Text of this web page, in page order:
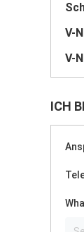
V-
V-
ICH